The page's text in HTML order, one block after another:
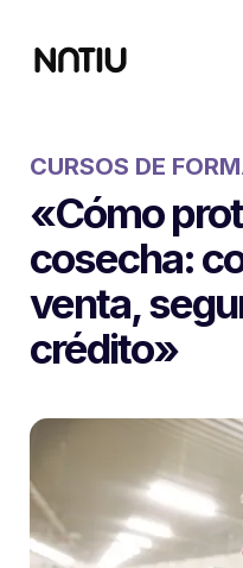
CURSOS DE
«Cómo
cosecha:
venta,
crédito»